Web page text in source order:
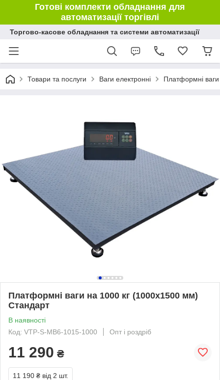
Готові комплекти обладнання для
автоматизації торгівлі
Торгово-касове обладнання та системи автоматизації
Товари та послуги Ваги електронні Платформні ваги
Платформні ваги на 1000 кг (1000х1500 мм)
Стандарт
В наявності
Код: VTP-S-MB6-1015-1000
Опт і роздріб
11 290 ₴
11 190 ₴ від 2 шт.